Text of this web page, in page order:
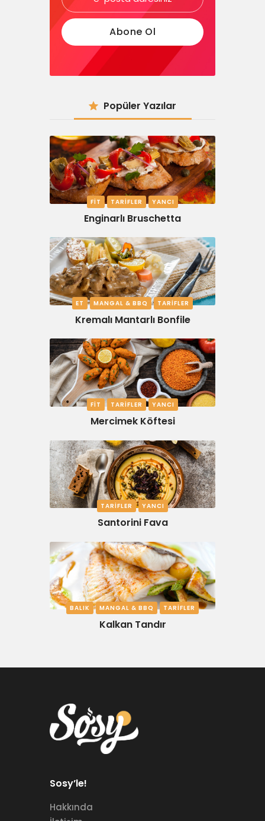
Popüler Yazılar
FIT TARIFLER YANCI
Enginarlı Bruschetta
ET MANGAL & BBQ TARIFLER
Kremalı Mantarlı Bonfile
FIT TARIFLER YANCI
Mercimek Köftesi
TARIFLER YANCI
Santorini Fava
BALIK MANGAL & BBQ TARIFLER
Kalkan Tandır
Sosy’le!
Hakkında